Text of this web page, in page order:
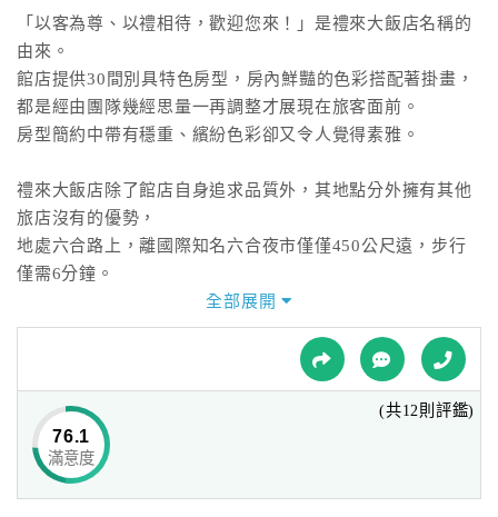
訂
房
HOT
特
民
宿
球
網
「以客為尊、以禮相待，歡迎您來！」是禮來大飯店名稱的
由來。
館店提供30間別具特色房型，房內鮮豔的色彩搭配著掛畫，
都是經由團隊幾經思量一再調整才展現在旅客面前。
房型簡約中帶有穩重、繽紛色彩卻又令人覺得素雅。
禮來大飯店除了館店自身追求品質外，其地點分外擁有其他
旅店沒有的優勢，
地處六合路上，離國際知名六合夜市僅僅450公尺遠，步行
僅需6分鐘。
距離交通要站捷運市議會站也僅200公尺不到。
旗下空中城都會商旅是高雄著名地標85大樓內唯一合法飯店
注重旅客住宿品質、安全與隱私，一直是經營團隊努力追求
的目標。
位於屏東三地門台灣原住民族文化園區內的琉璃珠風情旅店
全部展開
76.1
滿意度
(共12則評鑑)